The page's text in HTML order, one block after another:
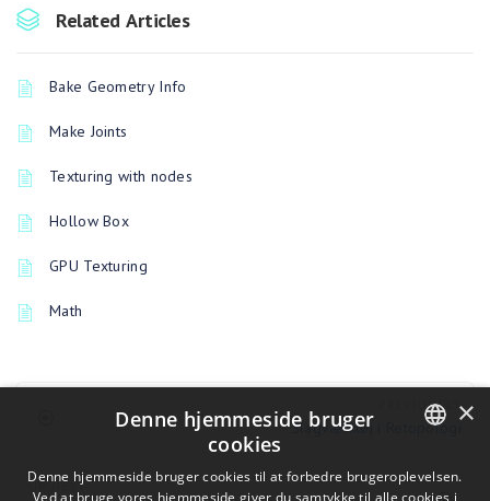
Related Articles
Bake Geometry Info
Make Joints
Texturing with nodes
Hollow Box
GPU Texturing
Math
PREVIOUSLY
Slagværktøj i Retopologi
UP NEXT
ENGLISH
×
Denne hjemmeside bruger
cookies
Denne hjemmeside bruger cookies til at forbedre brugeroplevelsen.
Ved at bruge vores hjemmeside giver du samtykke til alle cookies i